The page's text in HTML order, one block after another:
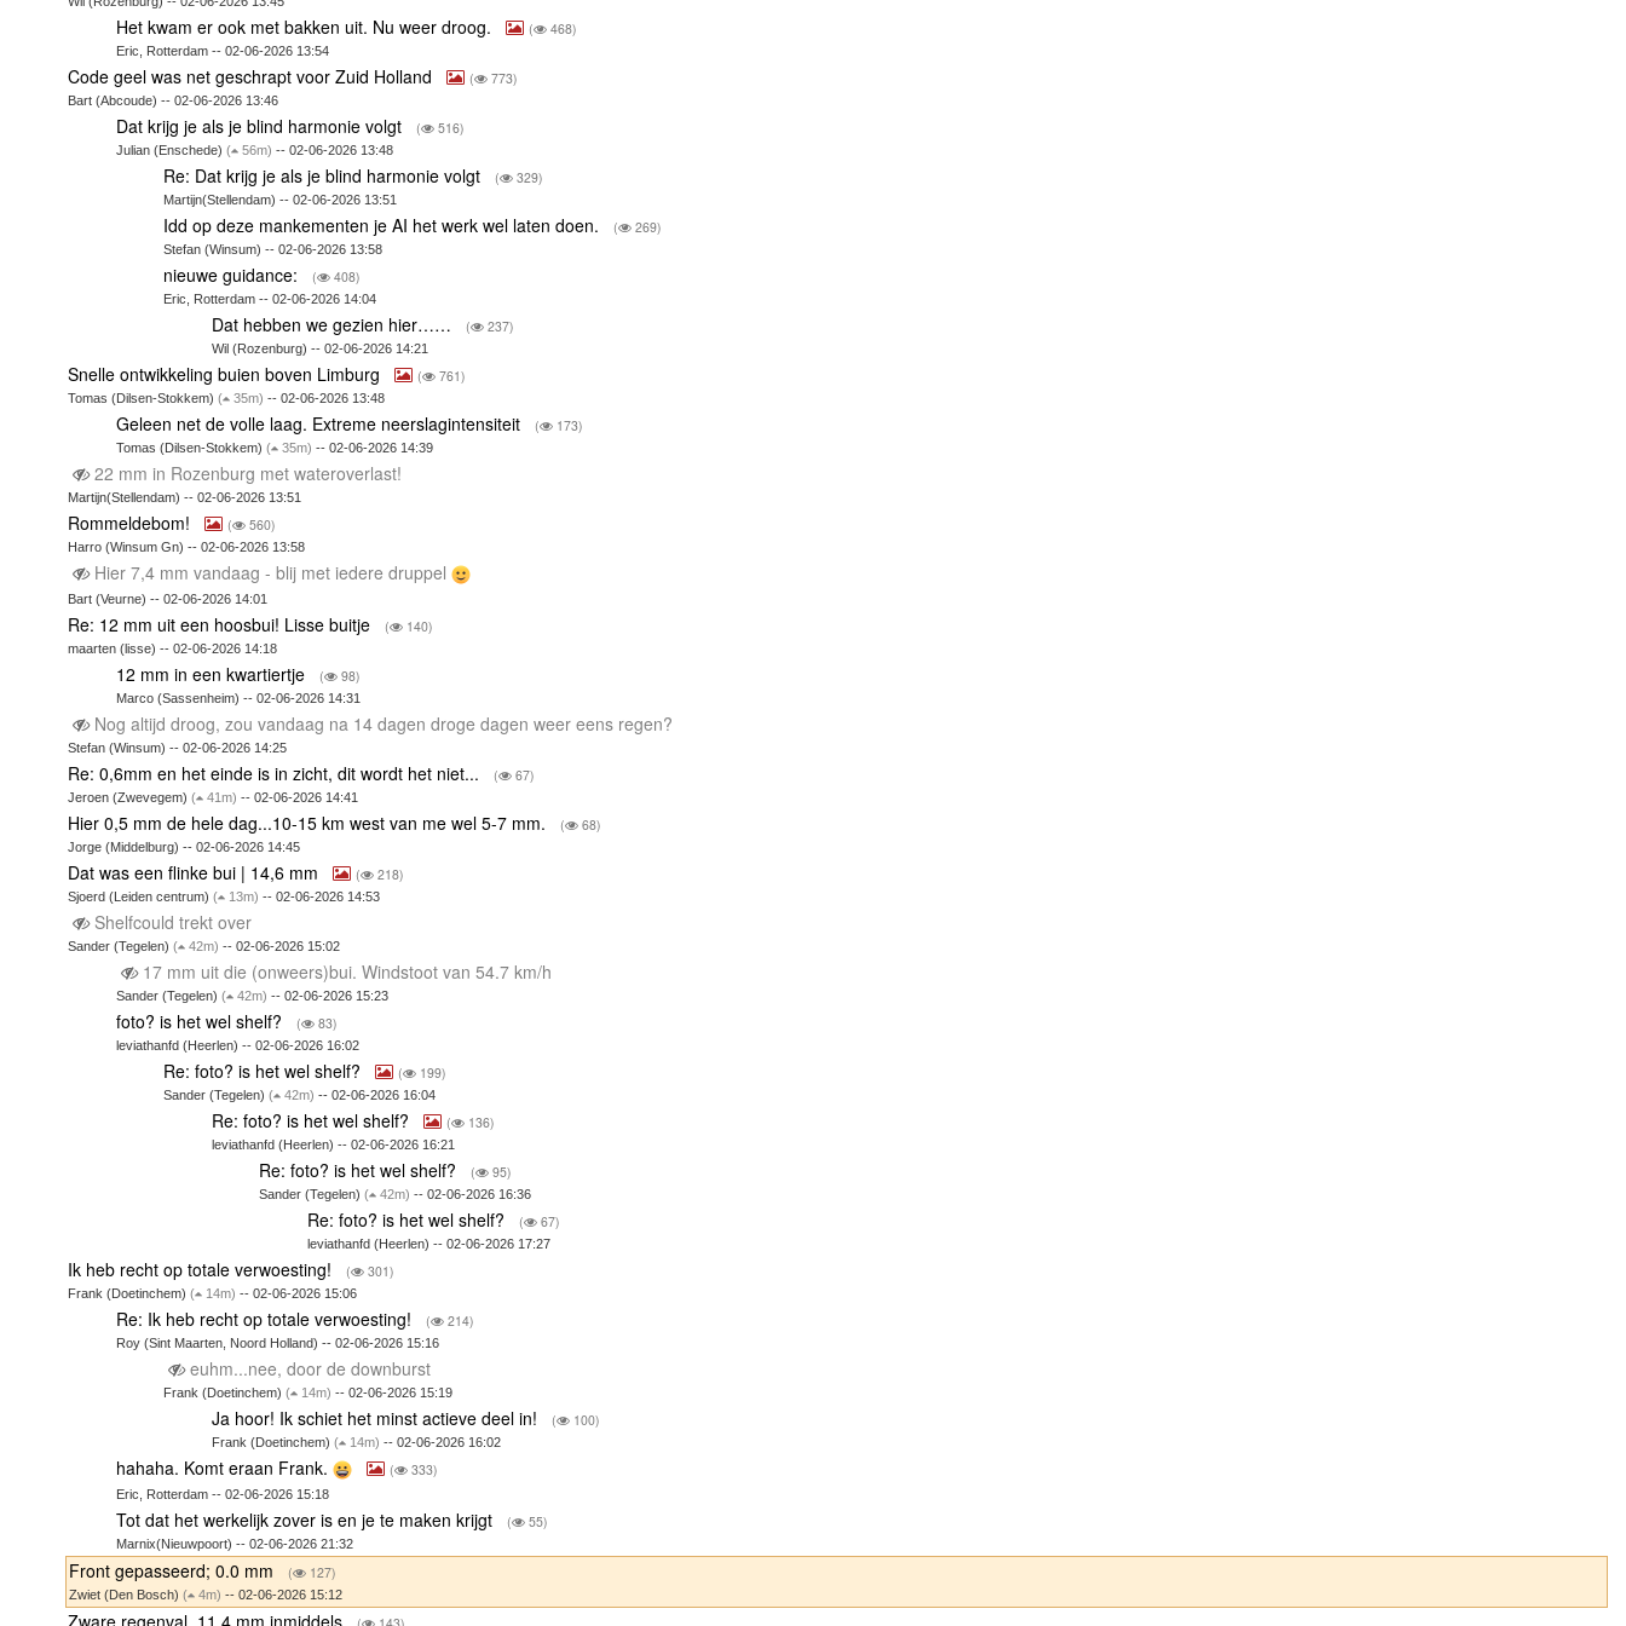
Het kwam er ook met bakken uit. Nu weer droog. ( 468)
Eric, Rotterdam -- 02-06-2026 13:54
Code geel was net geschrapt voor Zuid Holland ( 773)
Bart (Abcoude) -- 02-06-2026 13:46
Dat krijg je als je blind harmonie volgt ( 516)
Julian (Enschede) ( 56m) -- 02-06-2026 13:48
Re: Dat krijg je als je blind harmonie volgt ( 329)
Martijn(Stellendam) -- 02-06-2026 13:51
Idd op deze mankementen je AI het werk wel laten doen. ( 269)
Stefan (Winsum) -- 02-06-2026 13:58
nieuwe guidance: ( 408)
Eric, Rotterdam -- 02-06-2026 14:04
Dat hebben we gezien hier…… ( 237)
Wil (Rozenburg) -- 02-06-2026 14:21
Snelle ontwikkeling buien boven Limburg ( 761)
Tomas (Dilsen-Stokkem)( 35m) -- 02-06-2026 13:48
Geleen net de volle laag. Extreme neerslagintensiteit ( 173)
Tomas (Dilsen-Stokkem) ( 35m) -- 02-06-2026 14:39
22 mm in Rozenburg met wateroverlast!
Martijn(Stellendam) -- 02-06-2026 13:51
Rommeldebom! ( 560)
Harro (Winsum Gn) -- 02-06-2026 13:58
Hier 7,4 mm vandaag - blij met iedere druppel
Bart (Veurne) -- 02-06-2026 14:01
Re: 12 mm uit een hoosbui! Lisse buitje ( 140)
maarten (lisse) -- 02-06-2026 14:18
12 mm in een kwartiertje ( 98)
Marco (Sassenheim) -- 02-06-2026 14:31
Nog altijd droog, zou vandaag na 14 dagen droge dagen weer eens regen?
Stefan (Winsum) -- 02-06-2026 14:25
Re: 0,6mm en het einde is in zicht, dit wordt het niet... ( 67)
Jeroen (Zwevegem)( 41m) -- 02-06-2026 14:41
Hier 0,5 mm de hele dag...10-15 km west van me wel 5-7 mm. ( 68)
Jorge (Middelburg) -- 02-06-2026 14:45
Dat was een flinke bui | 14,6 mm ( 218)
Sjoerd (Leiden centrum)( 13m) -- 02-06-2026 14:53
Shelfcould trekt over
Sander (Tegelen)( 42m) -- 02-06-2026 15:02
17 mm uit die (onweers)bui. Windstoot van 54.7 km/h
Sander (Tegelen) ( 42m) -- 02-06-2026 15:23
foto? is het wel shelf? ( 83)
leviathanfd (Heerlen) -- 02-06-2026 16:02
Re: foto? is het wel shelf? ( 199)
Sander (Tegelen)( 42m) -- 02-06-2026 16:04
Re: foto? is het wel shelf? ( 136)
leviathanfd (Heerlen) -- 02-06-2026 16:21
Re: foto? is het wel shelf? ( 95)
Sander (Tegelen)( 42m) -- 02-06-2026 16:36
Re: foto? is het wel shelf? ( 67)
leviathanfd (Heerlen) -- 02-06-2026 17:27
Ik heb recht op totale verwoesting! ( 301)
Frank (Doetinchem)( 14m) -- 02-06-2026 15:06
Re: Ik heb recht op totale verwoesting! ( 214)
Roy (Sint Maarten, Noord Holland) -- 02-06-2026 15:16
euhm...nee, door de downburst
Frank (Doetinchem)( 14m) -- 02-06-2026 15:19
Ja hoor! Ik schiet het minst actieve deel in! ( 100)
Frank (Doetinchem) ( 14m) -- 02-06-2026 16:02
hahaha. Komt eraan Frank. ( 333)
Eric, Rotterdam -- 02-06-2026 15:18
Tot dat het werkelijk zover is en je te maken krijgt ( 55)
Marnix(Nieuwpoort) -- 02-06-2026 21:32
Front gepasseerd; 0.0 mm ( 127)
Zwiet (Den Bosch)( 4m) -- 02-06-2026 15:12